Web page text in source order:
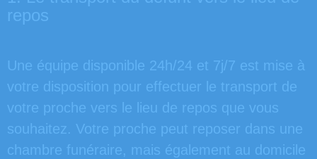
repos
Une équipe disponible 24h/24 et 7j/7 est mise à
votre disposition pour effectuer le transport de
votre proche vers le lieu de repos que vous
souhaitez. Votre proche peut reposer dans une
chambre funéraire, mais également au domicile